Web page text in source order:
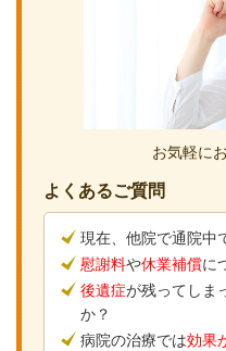
お気軽に
よくあるご質問
現在、他院で通院中
慰謝料や休業補償に
後遺症が残ってしま
か？
病院の治療では効果